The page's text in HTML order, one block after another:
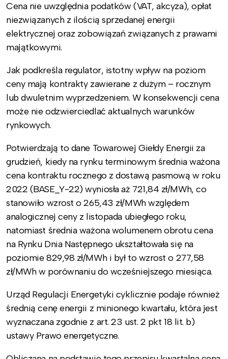
Cena nie uwzględnia podatków (VAT, akcyza), opłat
niezwiązanych z ilością sprzedanej energii
elektrycznej oraz zobowiązań związanych z prawami
majątkowymi.
Jak podkreśla regulator, istotny wpływ na poziom
ceny mają kontrakty zawierane z dużym – rocznym
lub dwuletnim wyprzedzeniem. W konsekwencji cena
może nie odzwierciedlać aktualnych warunków
rynkowych.
Potwierdzają to dane Towarowej Giełdy Energii za
grudzień, kiedy na rynku terminowym średnia ważona
cena kontraktu rocznego z dostawą pasmową w roku
2022 (BASE_Y-22) wyniosła aż 721,84 zł/MWh, co
stanowiło wzrost o 265,43 zł/MWh względem
analogicznej ceny z listopada ubiegłego roku,
natomiast średnia ważona wolumenem obrotu cena
na Rynku Dnia Następnego ukształtowała się na
poziomie 829,98 zł/MWh i był to wzrost o 277,58
zł/MWh w porównaniu do wcześniejszego miesiąca.
Urząd Regulacji Energetyki cyklicznie podaje również
średnią cenę energii z minionego kwartału, która jest
wyznaczana zgodnie z art. 23 ust. 2 pkt 18 lit. b)
ustawy Prawo energetyczne.